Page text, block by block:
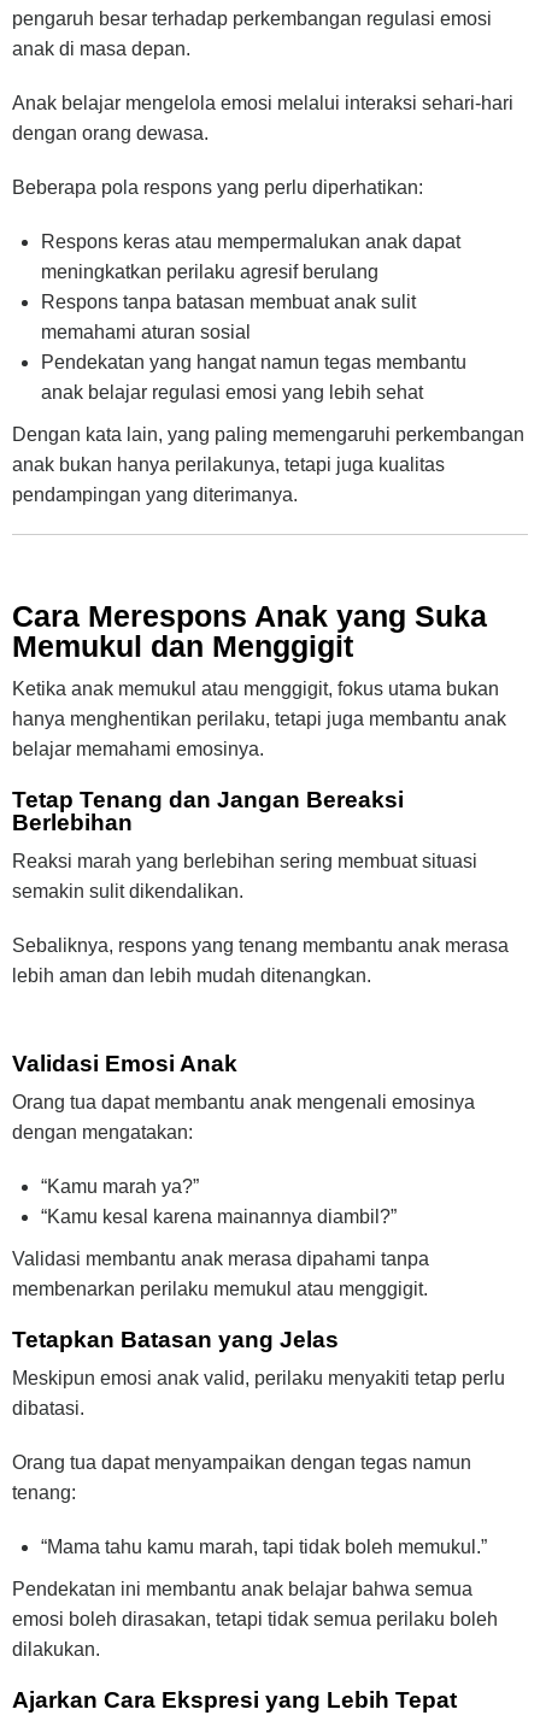
pengaruh besar terhadap perkembangan regulasi emosi
anak di masa depan.
Anak belajar mengelola emosi melalui interaksi sehari-hari
dengan orang dewasa.
Beberapa pola respons yang perlu diperhatikan:
Respons keras atau mempermalukan anak dapat
meningkatkan perilaku agresif berulang
Respons tanpa batasan membuat anak sulit
memahami aturan sosial
Pendekatan yang hangat namun tegas membantu
anak belajar regulasi emosi yang lebih sehat
Dengan kata lain, yang paling memengaruhi perkembangan
anak bukan hanya perilakunya, tetapi juga kualitas
pendampingan yang diterimanya.
Cara Merespons Anak yang Suka
Memukul dan Menggigit
Ketika anak memukul atau menggigit, fokus utama bukan
hanya menghentikan perilaku, tetapi juga membantu anak
belajar memahami emosinya.
Tetap Tenang dan Jangan Bereaksi
Berlebihan
Reaksi marah yang berlebihan sering membuat situasi
semakin sulit dikendalikan.
Sebaliknya, respons yang tenang membantu anak merasa
lebih aman dan lebih mudah ditenangkan.
Validasi Emosi Anak
Orang tua dapat membantu anak mengenali emosinya
dengan mengatakan:
“Kamu marah ya?”
“Kamu kesal karena mainannya diambil?”
Validasi membantu anak merasa dipahami tanpa
membenarkan perilaku memukul atau menggigit.
Tetapkan Batasan yang Jelas
Meskipun emosi anak valid, perilaku menyakiti tetap perlu
dibatasi.
Orang tua dapat menyampaikan dengan tegas namun
tenang:
“Mama tahu kamu marah, tapi tidak boleh memukul.”
Pendekatan ini membantu anak belajar bahwa semua
emosi boleh dirasakan, tetapi tidak semua perilaku boleh
dilakukan.
Ajarkan Cara Ekspresi yang Lebih Tepat